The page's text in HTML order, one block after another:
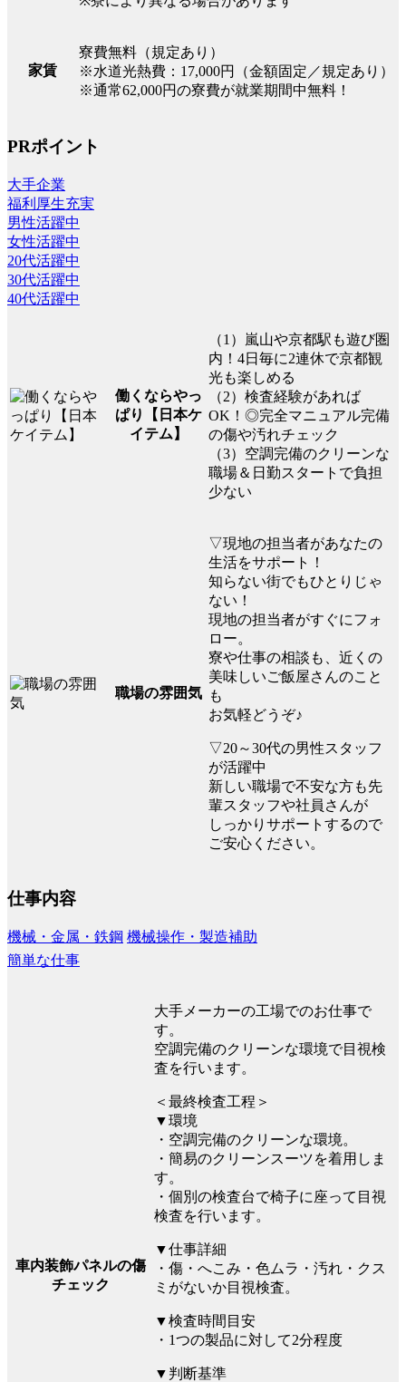
家賃
寮費無料（規定あり）
※水道光熱費：17,000円（金額固定／規定あり）
※通常62,000円の寮費が就業期間中無料！
PRポイント
大手企業
福利厚生充実
男性活躍中
女性活躍中
20代活躍中
30代活躍中
40代活躍中
働くならやっ
ぱり【日本ケ
イテム】
（1）嵐山や京都駅も遊び圏
内！4日毎に2連休で京都観
光も楽しめる
（2）検査経験があれば
OK！◎完全マニュアル完備
の傷や汚れチェック
（3）空調完備のクリーンな
職場＆日勤スタートで負担
少ない
職場の雰囲気
▽現地の担当者があなたの
生活をサポート！
知らない街でもひとりじゃ
ない！
現地の担当者がすぐにフォ
ロー。
寮や仕事の相談も、近くの
美味しいご飯屋さんのこと
も
お気軽どうぞ♪
▽20～30代の男性スタッフ
が活躍中
新しい職場で不安な方も先
輩スタッフや社員さんが
しっかりサポートするので
ご安心ください。
仕事内容
機械・金属・鉄鋼 機械操作・製造補助
簡単な仕事
車内装飾パネルの傷
チェック
大手メーカーの工場でのお仕事で
す。
空調完備のクリーンな環境で目視検
査を行います。
＜最終検査工程＞
▼環境
・空調完備のクリーンな環境。
・簡易のクリーンスーツを着用しま
す。
・個別の検査台で椅子に座って目視
検査を行います。
▼仕事詳細
・傷・へこみ・色ムラ・汚れ・クス
ミがないか目視検査。
▼検査時間目安
・1つの製品に対して2分程度
▼判断基準